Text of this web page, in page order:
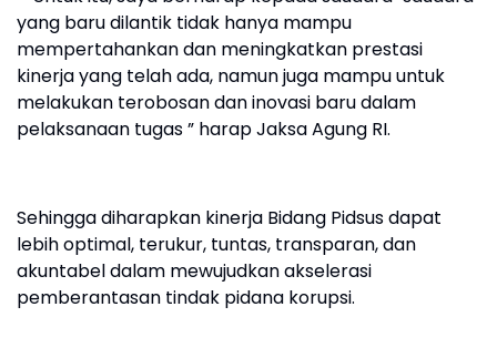
yang baru dilantik tidak hanya mampu
mempertahankan dan meningkatkan prestasi
kinerja yang telah ada, namun juga mampu untuk
melakukan terobosan dan inovasi baru dalam
pelaksanaan tugas ” harap Jaksa Agung RI.
Sehingga diharapkan kinerja Bidang Pidsus dapat
lebih optimal, terukur, tuntas, transparan, dan
akuntabel dalam mewujudkan akselerasi
pemberantasan tindak pidana korupsi.